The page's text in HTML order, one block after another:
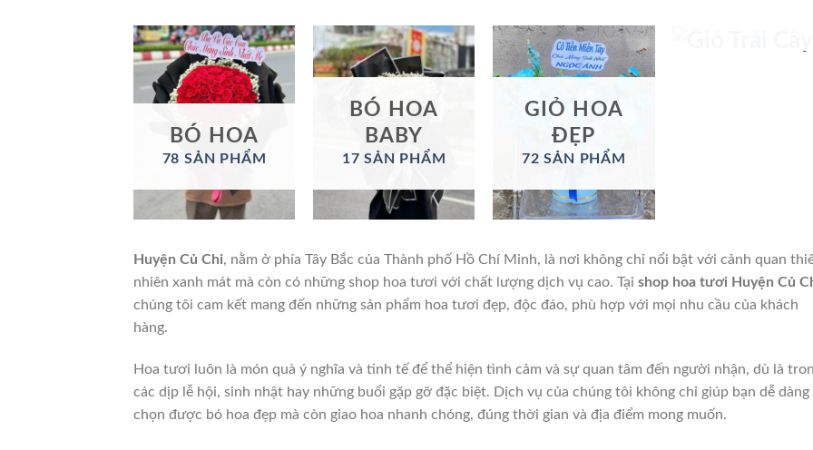
BÓ HOA
78 SẢN PHẨM
BÓ HOA
BABY
17 SẢN PHẨM
GIỎ HOA
ĐẸP
72 SẢN PHẨM
Huyện Củ Chi, nằm ở phía Tây Bắc của Thành phố Hồ Chí Minh, là nơi không chỉ nổi bật với cảnh quan
nhiên xanh mát mà còn có những shop hoa tươi với chất lượng dịch vụ cao. Tại shop hoa tươi Huyện Củ
chúng tôi cam kết mang đến những sản phẩm hoa tươi đẹp, độc đáo, phù hợp với mọi nhu cầu của khách
hàng.
Hoa tươi luôn là món quà ý nghĩa và tinh tế để thể hiện tình cảm và sự quan tâm đến người nhận, dù là
các dịp lễ hội, sinh nhật hay những buổi gặp gỡ đặc biệt. Dịch vụ của chúng tôi không chỉ giúp bạn dễ dàng
chọn được bó hoa đẹp mà còn giao hoa nhanh chóng, đúng thời gian và địa điểm mong muốn.